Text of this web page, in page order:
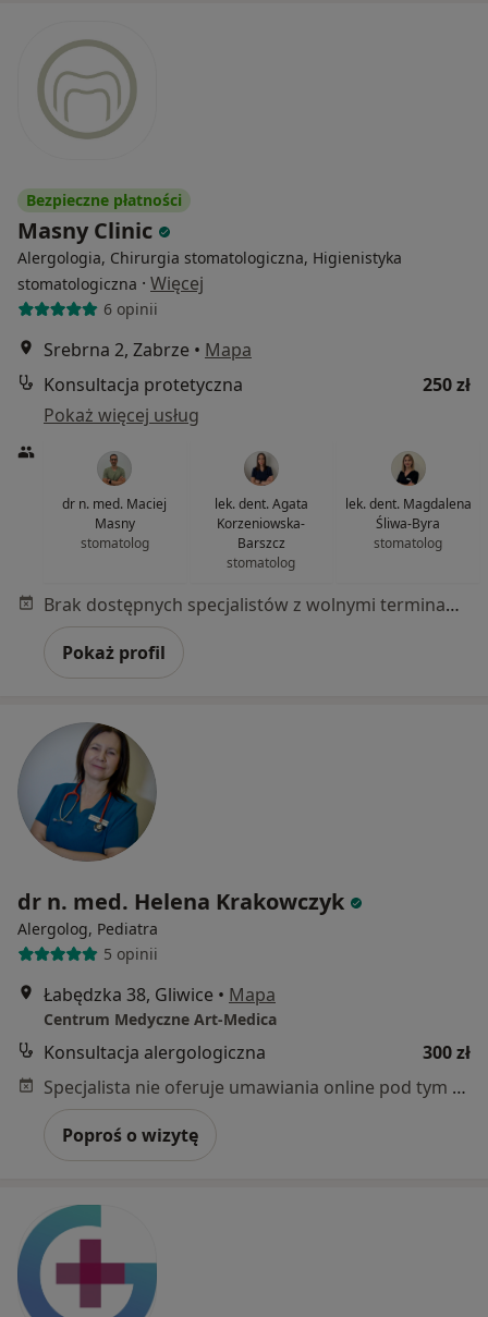
Bezpieczne płatności
Masny Clinic
Alergologia, Chirurgia stomatologiczna, Higienistyka
stomatologiczna · Więcej
6 opinii
Srebrna 2, Zabrze • Mapa
Konsultacja protetyczna
250 zł
Pokaż więcej usług
dr n. med. Maciej
Masny
stomatolog
lek. dent. Agata
Korzeniowska-
Barszcz
stomatolog
lek. dent. Magdalena
Śliwa-Byra
stomatolog
Brak dostępnych specjalistów z wolnymi terminami w tym centrum medycznym.
Pokaż profil
dr n. med. Helena Krakowczyk
Alergolog, Pediatra
5 opinii
Łabędzka 38, Gliwice • Mapa
Centrum Medyczne Art-Medica
Konsultacja alergologiczna
300 zł
Specjalista nie oferuje umawiania online pod tym adresem.
Poproś o wizytę